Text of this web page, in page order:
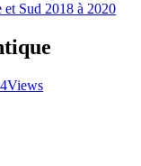
et Sud 2018 à 2020
Views